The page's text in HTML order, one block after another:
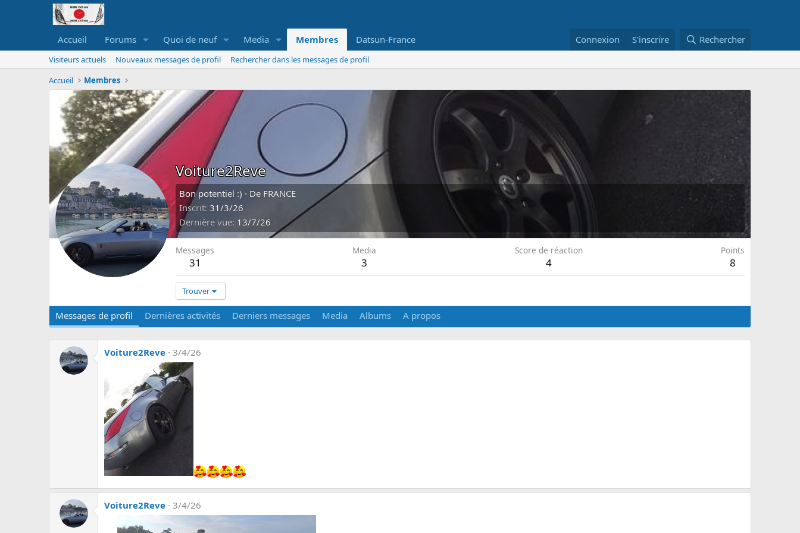
Accueil Forums Quoi de neuf Media Membres Datsun-France Connexion S'inscrire Rechercher
Visiteurs actuels Nouveaux messages de profil
Rechercher dans les messages de profil
Accueil
Membres
Voiture2Reve
Bon potentiel :) · De FRANCE
Inscrit 31/3/26
Dernière vue 13/7/26
Messages
31
Media
3
Score de réaction
4
Points
8
Trouver
Messages de profil Dernières activités Derniers messages Media Albums A propos
Voiture2Reve 3/4/26
Voiture2Reve 3/4/26